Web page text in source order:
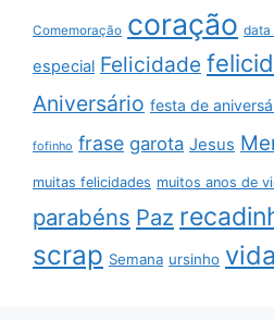
Comemoração coração data
especial Felicidade
Aniversário festa de
fofinho frase garota Jesus
muitas felicidades muitos anos de
parabéns Paz
scrap Semana ursinho vida